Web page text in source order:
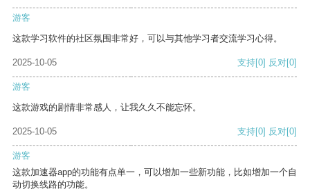
游客
这款学习软件的社区氛围非常好，可以与其他学习者交流学习心得。
2025-10-05 支持[0] 反对[0]
游客
这款游戏的剧情非常感人，让我久久不能忘怀。
2025-10-05 支持[0] 反对[0]
游客
这款加速器app的功能有点单一，可以增加一些新功能，比如增加一个自
动切换线路的功能。